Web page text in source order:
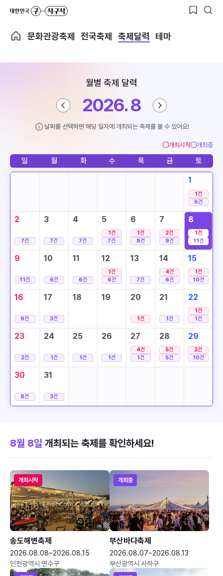
문화관광축제 전국축제 축제달력 테마
월별 축제 달력
2026. 8
날짜를 선택하면 해당 일자에 개최되는 축제를 볼 수 있어요!
개최시작 개최중
일 월 화 수 목 금 토
1
1건
6건
2
7건
3
7건
4
7건
5
1건
7건
6
1건
8건
7
2건
9건
8
1건
11건
9
11건
10
6건
11
6건
12
1건
6건
13
7건
14
4건
6건
15
1건
10건
16
9건
17
3건
18 19 20
1건
21
1건
22
1건
1건
23
2건
24
1건
25
1건
26
1건
27
4건
1건
28
5건
5건
29
2건
10건
30
8건
31
3건
8월 8일 개최되는 축제를 확인하세요!
개최시작
송도해변축제
2026.08.08~2026.08.15
인천광역시 연수구
개최중
부산바다축제
2026.08.07~2026.08.13
부산광역시 사하구